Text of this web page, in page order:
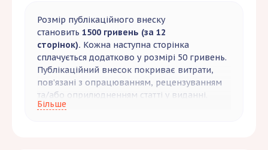
Розмір публікаційного внеску
становить 1500 гривень (за 12
сторінок). Кожна наступна сторінка
сплачується додатково у розмірі 50 гривень.
Публікаційний внесок покриває витрати,
пов’язані з опрацюванням, рецензуванням
та/або оприлюдненням статті у виданні.
Більше